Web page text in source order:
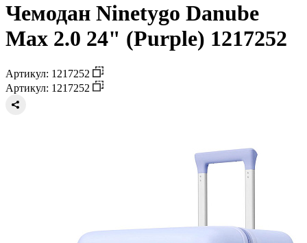
Чемодан Ninetygo Danube
Max 2.0 24" (Purple) 1217252
Артикул: 1217252
Артикул: 1217252